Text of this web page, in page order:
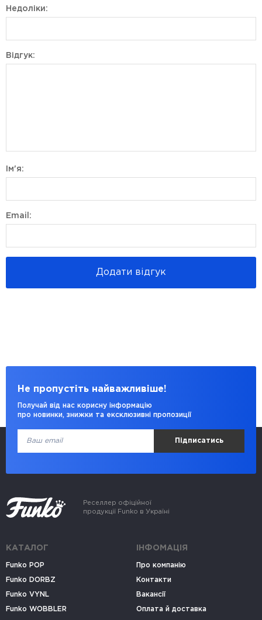
Недоліки:
Відгук:
Ім'я:
Email:
Додати відгук
Не пропустіть найважливіше!
Получай від нас корисну інформацію
про новинки, знижки та ексклюзивні пропозиції
Підписатись
Реселлер офіційної
продукції Funko в Україні
КАТАЛОГ
Funko POP
Funko DORBZ
Funko VYNL
Funko WOBBLER
ІНФОМАЦІЯ
Про компанію
Контакти
Вакансії
Оплата й доставка